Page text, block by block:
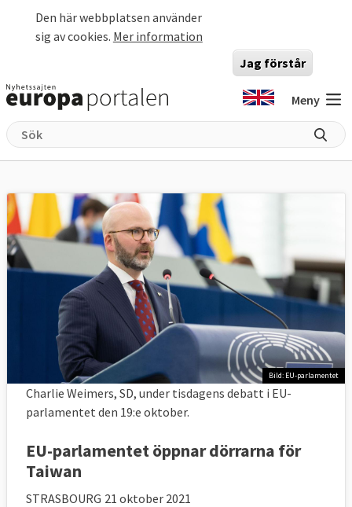
Den här webbplatsen använder
sig av cookies. Mer information
Jag förstår
Meny
Bild: EU-parlamentet
Charlie Weimers, SD, under tisdagens debatt i EU-
parlamentet den 19:e oktober.
EU-parlamentet öppnar dörrarna för
Taiwan
STRASBOURG 21 oktober 2021